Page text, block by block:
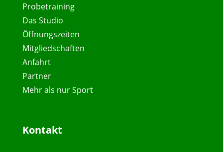
Probetraining
Das Studio
Öffnungszeiten
Mitgliedschaften
Anfahrt
Partner
Mehr als nur Sport
Kontakt